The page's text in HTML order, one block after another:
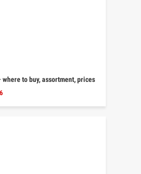
to buy, assortment, prices